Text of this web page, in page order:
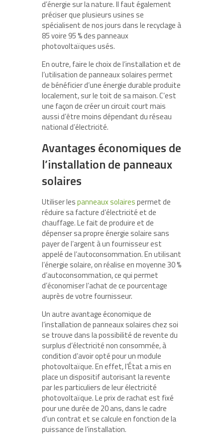
d’énergie sur la nature. Il faut également
préciser que plusieurs usines se
spécialisent de nos jours dans le recyclage à
85 voire 95 % des panneaux
photovoltaïques usés.
En outre, faire le choix de l’installation et de
l’utilisation de panneaux solaires permet
de bénéficier d’une énergie durable produite
localement, sur le toit de sa maison. C’est
une façon de créer un circuit court mais
aussi d’être moins dépendant du réseau
national d’électricité.
Avantages économiques de
l’installation de panneaux
solaires
Utiliser lespanneaux solairespermet de
réduire sa facture d’électricité et de
chauffage. Le fait de produire et de
dépenser sa propre énergie solaire sans
payer de l’argent à un fournisseur est
appelé de l’autoconsommation. En utilisant
l’énergie solaire, on réalise en moyenne 30 %
d’autoconsommation, ce qui permet
d’économiser l’achat de ce pourcentage
auprès de votre fournisseur.
Un autre avantage économique de
l’installation de panneaux solaires chez soi
se trouve dans la possibilité de revente du
surplus d’électricité non consommée, à
condition d’avoir opté pour un module
photovoltaïque. En effet, l’État a mis en
place un dispositif autorisant la revente
par les particuliers de leur électricité
photovoltaïque. Le prix de rachat est fixé
pour une durée de 20 ans, dans le cadre
d’un contrat et se calcule en fonction de la
puissance de l’installation.